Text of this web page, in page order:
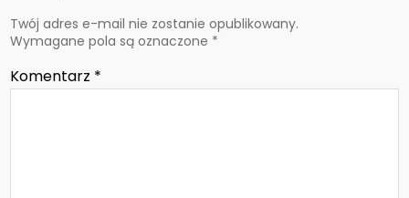
Twój adres e-mail nie zostanie opublikowany.
Wymagane pola są oznaczone *
Komentarz *